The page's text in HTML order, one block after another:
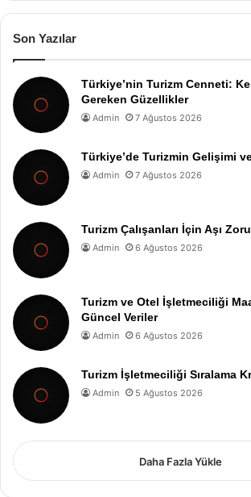
Son Yazılar
Türkiye’nin Turizm Cenneti:
Gereken Güzellikler
Admin 7 Ağustos 2026
Türkiye’de Turizmin Gelişimi
Admin 7 Ağustos 2026
Turizm Çalışanları İçin Aşı
Admin 6 Ağustos 2026
Turizm ve Otel İşletmeciliği
Güncel Veriler
Admin 6 Ağustos 2026
Turizm İşletmeciliği Sıralama
Admin 5 Ağustos 2026
Daha Fazla Yükle